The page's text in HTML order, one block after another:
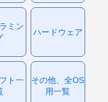
ミン
ハードウェア
ト一
その他、全OS
用一覧